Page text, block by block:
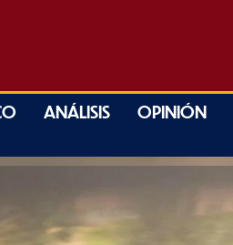
ANÁLISIS OPINIÓN